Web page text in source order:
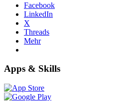
Facebook
LinkedIn
X
Threads
Mehr
Apps & Skills